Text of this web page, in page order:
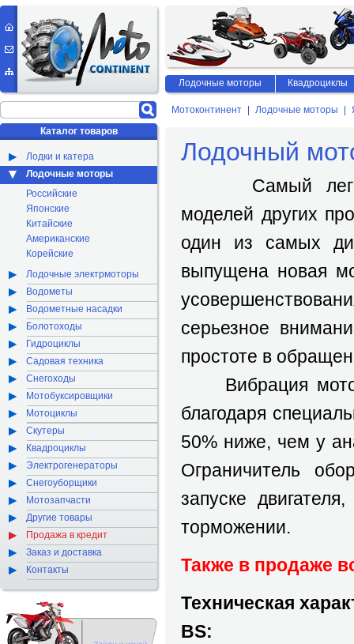
Мотоконтинент Лодочные моторы
Лодочный
Самый легкий
моделей других
один из самых
выпущена новая
серьезное
простоте в
Вибрация
благодаря
50% ниже, чем у
Ограничитель
запуске
торможении.
Также в продаже
Техническая
BS:
Каталог товаров
Лодки и катера
Лодочные моторы
Российские
Японские
Китайские
Американские
Корейские
Лодочные электрмоторы
Водометы
Водометные насадки
Болотоходы
Гидроциклы
Садовая техника
Снегоходы
Мотобуксировщики
Мотоциклы
Скутеры
Квадроциклы
Электрогенераторы
Снегоуборщики
Мотозапчасти
Другие товары
Продажа в кредит
Заказ и доставка
Контакты
Лодочные моторы Квадроциклы